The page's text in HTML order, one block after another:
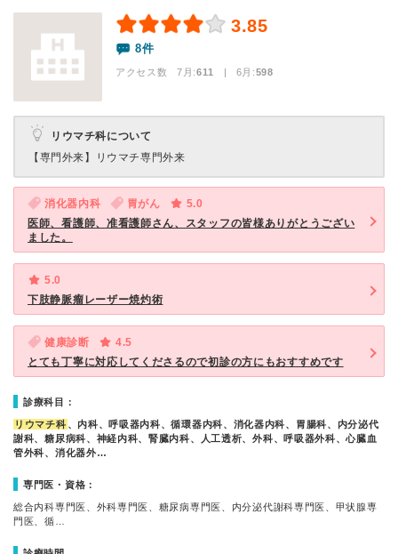
3.85
8件
アクセス数 7月:611 | 6月:598
リウマチ科について
【専門外来】
リウマチ専門外来
消化器内科 胃がん
5.0
医師、看護師、准看護師さん、スタッフの皆様ありがとうござい
ました。
5.0
下肢静脈瘤レーザー焼灼術
健康診断
4.5
とても丁寧に対応してくださるので初診の方にもおすすめです
診療科目：
リウマチ科 、内科、呼吸器内科、循環器内科、消化器内科、胃腸科、内分泌代
謝科、糖尿病科、神経内科、腎臓内科、人工透析、外科、呼吸器外科、心臓血
管外科、消化器外…
専門医・資格：
総合内科専門医、外科専門医、糖尿病専門医、内分泌代謝科専門医、甲状腺専
門医、循…